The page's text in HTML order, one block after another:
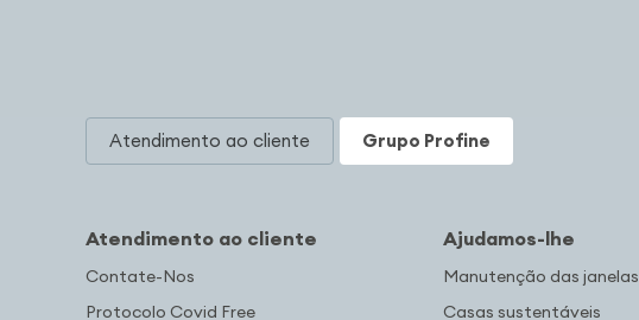
Atendimento ao cliente
Atendimento ao cliente
Contate-Nos
Protocolo Covid Free
Ajudamos-lhe
Manutenção das janelas
Casas sustentáveis
Grupo Profine